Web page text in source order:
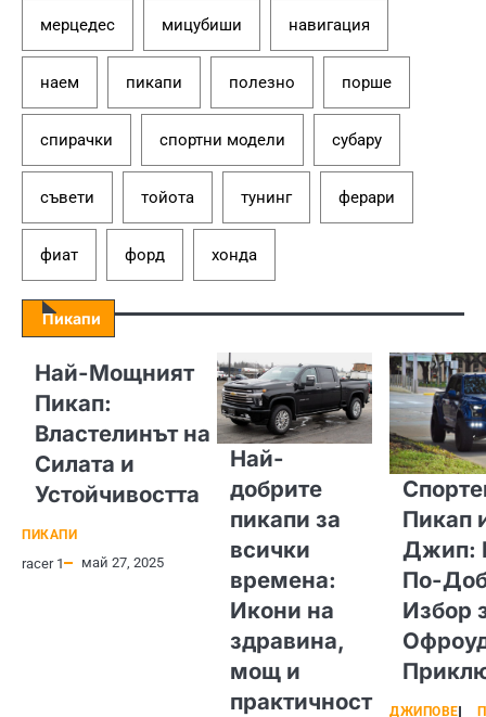
мерцедес мицубиши навигация
наем пикапи полезно порше
спирачки спортни модели субару
съвети тойота тунинг ферари
фиат форд хонда
Пикапи
Най-Мощният
Пикап:
Властелинът на
Силата и
Устойчивостта
ПИКАПИ
racer 1 май 27, 2025
Най-
добрите
пикапи за
всички
времена:
Икони на
здравина,
мощ и
практичност
Пикап
Джип:
По-
Избор
ДЖИПОВЕ